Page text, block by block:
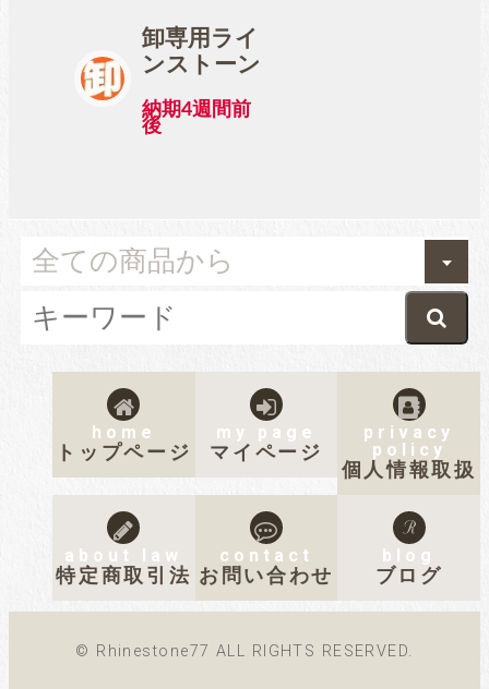
卸専用ライ
ンストーン
納期4週間前
後
home
トップページ
my page
マイページ
privacy
policy
個人情報取扱
about law
特定商取引法
contact
お問い合わせ
blog
ブログ
© Rhinestone77 ALL RIGHTS RESERVED.